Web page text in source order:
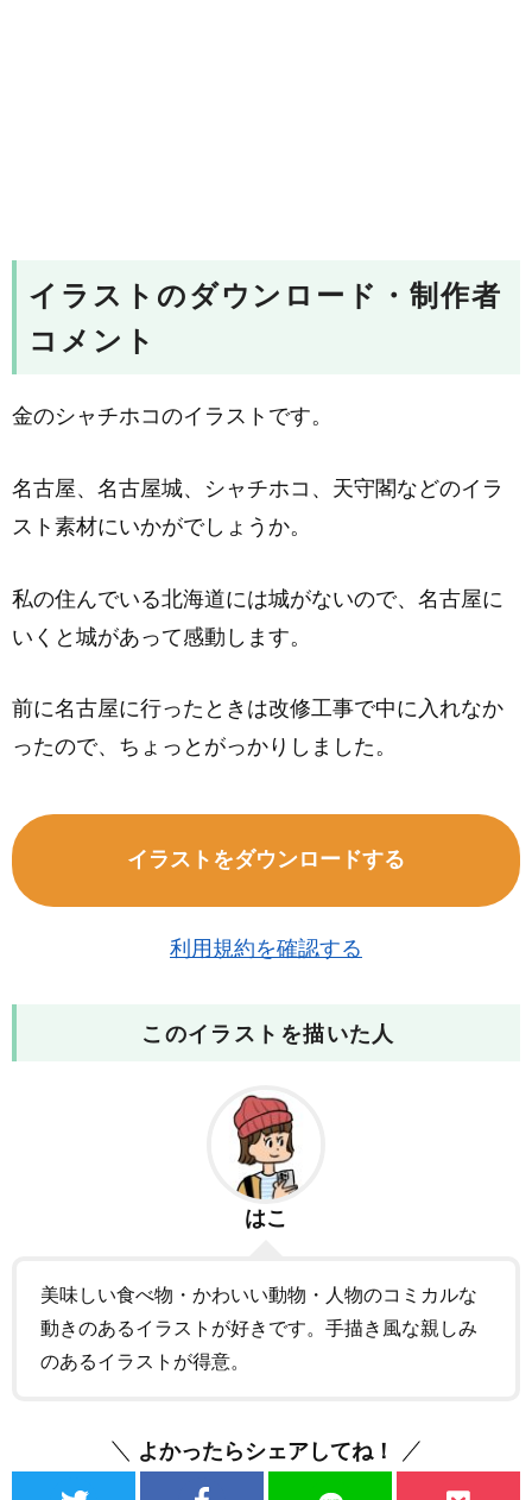
イラストのダウンロード・制作者
コメント
金のシャチホコのイラストです。
名古屋、名古屋城、シャチホコ、天守閣などのイラ
スト素材にいかがでしょうか。
私の住んでいる北海道には城がないので、名古屋に
いくと城があって感動します。
前に名古屋に行ったときは改修工事で中に入れなか
ったので、ちょっとがっかりしました。
イラストをダウンロードする
利用規約を確認する
このイラストを描いた人
はこ
美味しい食べ物・かわいい動物・人物のコミカルな
動きのあるイラストが好きです。手描き風な親しみ
のあるイラストが得意。
よかったらシェアしてね！